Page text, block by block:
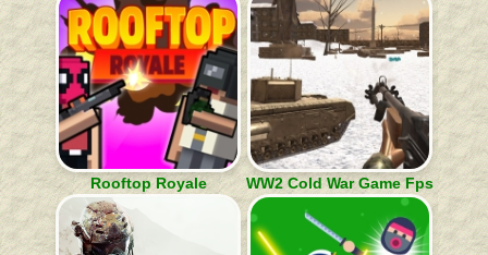
Rooftop Royale WW2 Cold War Game Fps